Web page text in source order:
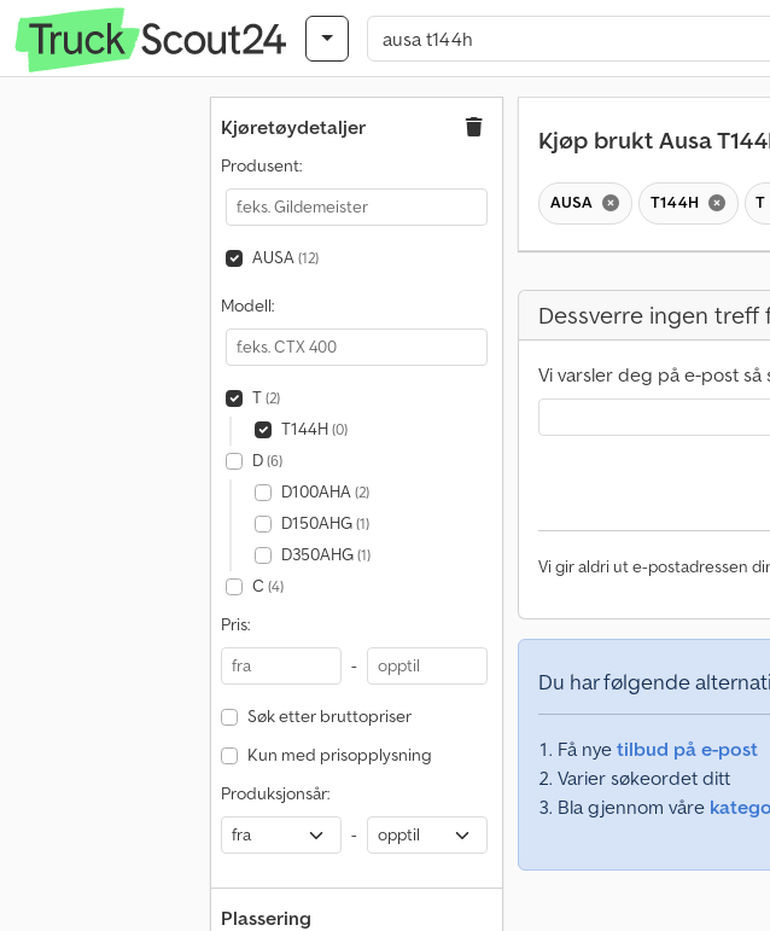
Kjøretøydetaljer
Produsent:
AUSA(12)
Modell:
T(2)
T144H(0)
D(6)
D100AHA(2)
D150AHG(1)
D350AHG(1)
C (4)
Pris:
-
Søk etter bruttopriser
Kun med prisopplysning
Produksjonsår:
-
Plassering
Kjøp brukt Ausa
AUSA T144H T
Dessverre ingen treff
Vi varsler deg på e-post
Vi gir aldri ut e-postadressen
Du har følgende
Få nye tilbud på e-post
Varier søkeordet ditt
Bla gjennom våre